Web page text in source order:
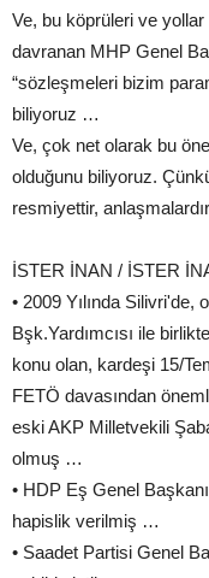
Ve, bu köprüleri ve yollar
davranan MHP Genel
“sözleşmeleri bizim
biliyoruz …
Ve, çok net olarak bu
olduğunu biliyoruz.
resmiyettir,
İSTER İNAN / İSTER
• 2009 Yılında
Bşk.Yardımcısı ile
konu olan, kardeşi 15/
FETÖ davasından
eski AKP Milletvekili
olmuş …
• HDP Eş Genel
hapislik verilmiş …
• Saadet Partisi Genel